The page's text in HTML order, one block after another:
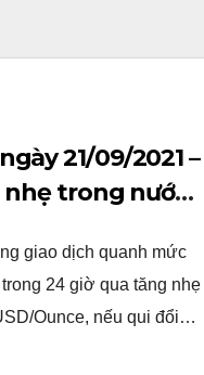
21/09/2021 –
trong nước
giao dịch quanh mức
24 giờ qua tăng nhẹ
Ounce, nếu qui đổi…